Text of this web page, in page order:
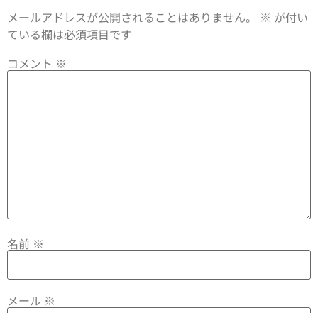
メールアドレスが公開されることはありません。 ※ が付い
ている欄は必須項目です
コメント ※
名前 ※
メール ※